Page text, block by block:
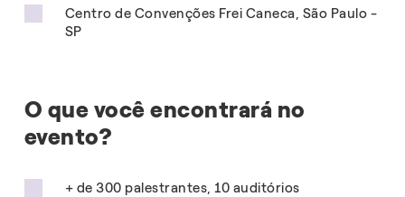
Centro de Convenções Frei Caneca, São Paulo -
SP
O que você encontrará no
evento?
+ de 300 palestrantes, 10 auditórios